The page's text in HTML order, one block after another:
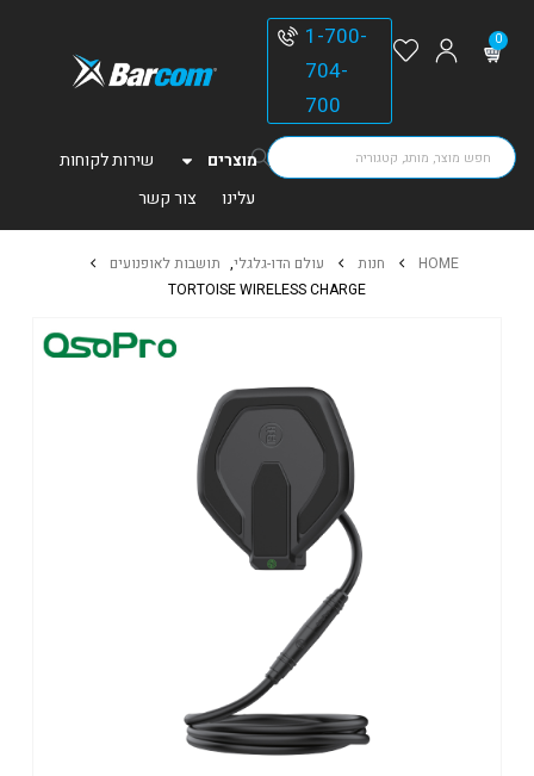
0
1-700-
704-
700
מוצרים
שירות לקוחות
עלינו
צור קשר
HOME חנות עולם הדו-גלגלי, תושבות לאופנועים
TORTOISE WIRELESS CHARGE